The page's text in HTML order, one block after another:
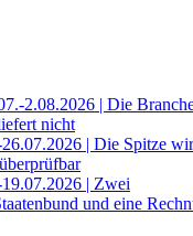
2.08.2026 | Die
nicht
| Die Spitze
| Zwei
und eine